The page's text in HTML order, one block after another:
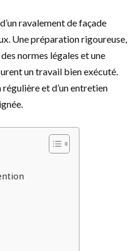
ravalement de façade
Une préparation rigoureuse,
normes légales et une
un travail bien exécuté.
et d’un entretien